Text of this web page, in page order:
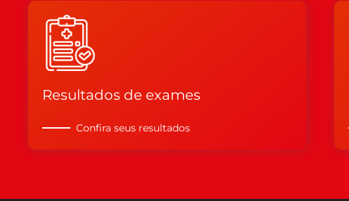
Resultados de exames
Confira seus resultados